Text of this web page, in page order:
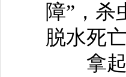
障”，杀
脱水死亡
拿起